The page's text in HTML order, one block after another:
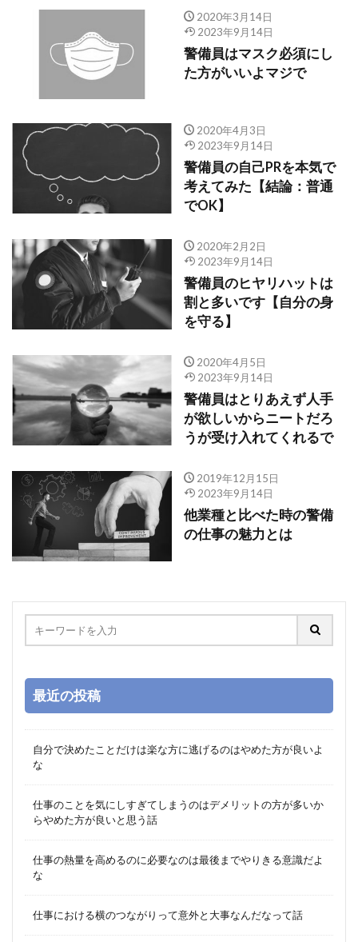
2020年3月14日
2023年9月14日
警備員はマスク必須にし
た方がいいよマジで
2020年4月3日
2023年9月14日
警備員の自己PRを本気で
考えてみた【結論：普通
でOK】
2020年2月2日
2023年9月14日
警備員のヒヤリハットは
割と多いです【自分の身
を守る】
2020年4月5日
2023年9月14日
警備員はとりあえず人手
が欲しいからニートだろ
うが受け入れてくれるで
2019年12月15日
2023年9月14日
他業種と比べた時の警備
の仕事の魅力とは
最近の投稿
自分で決めたことだけは楽な方に逃げるのはやめた方が良いよ
な
仕事のことを気にしすぎてしまうのはデメリットの方が多いか
らやめた方が良いと思う話
仕事の熱量を高めるのに必要なのは最後までやりきる意識だよ
な
仕事における横のつながりって意外と大事なんだなって話